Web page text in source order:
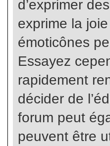
d’exprimer
exprime la
émoticônes
Essayez
rapidement
décider de
forum peut
peuvent être